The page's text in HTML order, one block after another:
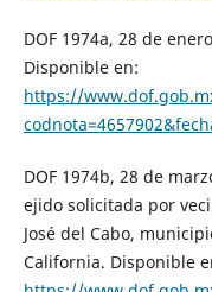
DOF 1974a, 28 de
Disponible en:
https://
DOF 1974b, 28 de
ejido solicitada por
José del Cabo,
California. Disponible